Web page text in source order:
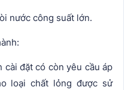
nước công suất lớn.
cài đặt có còn yêu cầu áp
loại chất lỏng được sử